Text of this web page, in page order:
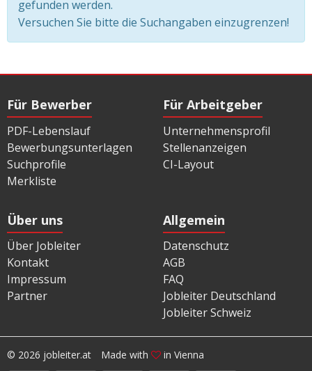
gefunden werden.
Versuchen Sie bitte die Suchangaben einzugrenzen!
Für Bewerber
PDF-Lebenslauf
Bewerbungsunterlagen
Suchprofile
Merkliste
Für Arbeitgeber
Unternehmensprofil
Stellenanzeigen
CI-Layout
Über uns
Über Jobleiter
Kontakt
Impressum
Partner
Allgemein
Datenschutz
AGB
FAQ
Jobleiter Deutschland
Jobleiter Schweiz
© 2026 jobleiter.at Made with in Vienna